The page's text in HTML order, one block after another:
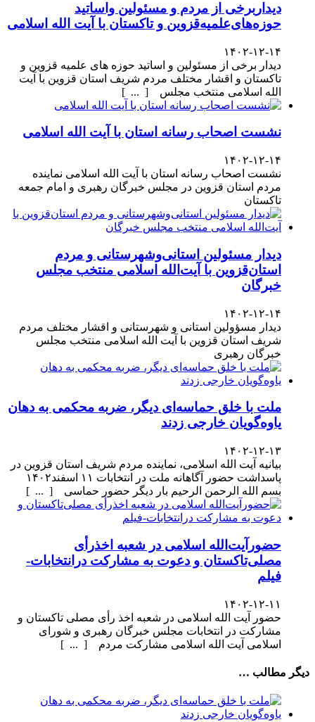
دیداربرخی از مردم و مسئولین واساتید
حوزه‌های‌علمیه‌قزوین و تاکستان با آیت الله اسلامی
۱۴۰۲-۱۲-۱۴
دیدار برخی از مسئولین و اساتید حوزه های علمیه قزوین و
تاکستان و اقشار مختلف مردم شریف استان قزوین با آیت
الله اسلامی منتخب مجلس [ ... ]
نشست اصحاب رسانه استان با آیت الله اسلامی
۱۴۰۲-۱۲-۱۴
نشست اصحاب رسانه استان با آیت الله اسلامی نماینده
مردم استان قزوین در مجلس خبرگان رهبری و امام جمعه
تاکستان
دیدار مسئولین استانی‌وشهرستانی و مردم‌
استان‌قزوین با آیت‌الله‌ اسلامی منتخب مجلس‌
خبرگان
۱۴۰۲-۱۲-۱۴
دیدار مسؤولین استانی و شهرستانی و اقشار مختلف مردم
شریف استان قزوین با آیت الله اسلامی منتخب مجلس
خبرگان رهبری
ملت با خلق حماسه‌ای دیگر، ضربه محکمی به دهان
یاوه‌گویان خارجی زدند
۱۴۰۲-۱۲-۱۳
بیانیه آیت الله اسلامی، نماینده مردم شریف استان قزوین در
پاسداشت حضور آگاهانه ملت در انتخابات ۱۱ اسفند۱۴۰۲
بسم الله الرحمن الرحیم بار دیگر حضور حماسی [ ... ]
حضورآیت‌الله اسلامی در شعبه اخذرأی
مصلی‌تاکستان و دعوت به مشارکت درانتخابات-
فیلم
۱۴۰۲-۱۲-۱۱
حضور آیت الله اسلامی در شعبه اخذ رأی مصلی تاکستان و
مشارکت در انتخابات مجلس خبرگان رهبری و شورای
اسلامی آیت الله اسلامی مشارکت مردم [ ... ]
دیگر مطالب …